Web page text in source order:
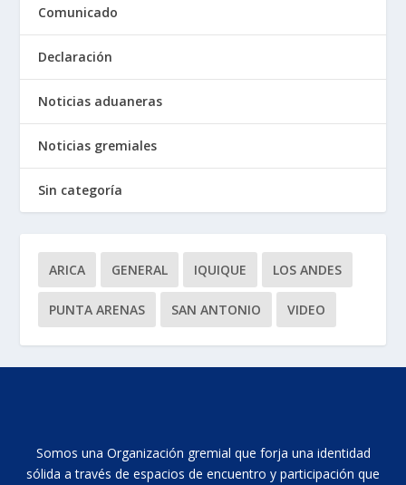
Comunicado
Declaración
Noticias aduaneras
Noticias gremiales
Sin categoría
ARICA GENERAL IQUIQUE LOS ANDES
PUNTA ARENAS SAN ANTONIO VIDEO
Somos una Organización gremial que forja una identidad
sólida a través de espacios de encuentro y participación que